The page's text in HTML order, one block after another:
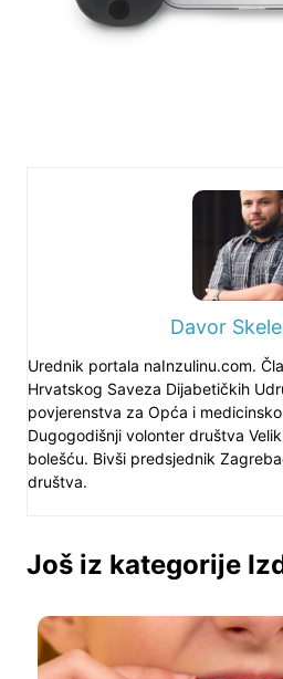
Davor
Urednik portala naInzulinu.com.
Hrvatskog Saveza Dijabetičkih
povjerenstva za Opća i
Dugogodišnji volonter društva
bolešću. Bivši predsjednik
društva.
Još iz kategorije